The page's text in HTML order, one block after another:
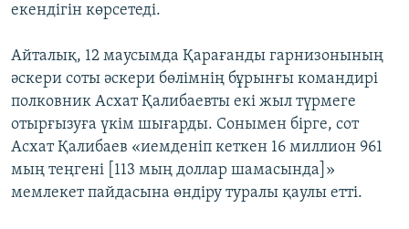
екендігін көрсетеді.
Айталық, 12 маусымда Қарағанды гарнизонының
әскери соты әскери бөлімнің бұрынғы командирі
полковник Асхат Қалибаевты екі жыл түрмеге
отырғызуға үкім шығарды. Сонымен бірге, сот
Асхат Қалибаев «иемденіп кеткен 16 миллион 961
мың теңгені [113 мың доллар шамасында]»
мемлекет пайдасына өндіру туралы қаулы етті.